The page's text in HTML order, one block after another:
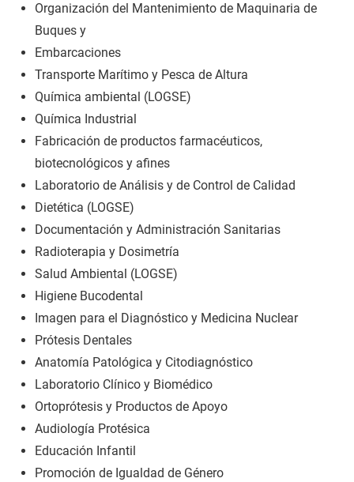
Organización del Mantenimiento de Maquinaria de
Buques y
Embarcaciones
Transporte Marítimo y Pesca de Altura
Química ambiental (LOGSE)
Química Industrial
Fabricación de productos farmacéuticos,
biotecnológicos y afines
Laboratorio de Análisis y de Control de Calidad
Dietética (LOGSE)
Documentación y Administración Sanitarias
Radioterapia y Dosimetría
Salud Ambiental (LOGSE)
Higiene Bucodental
Imagen para el Diagnóstico y Medicina Nuclear
Prótesis Dentales
Anatomía Patológica y Citodiagnóstico
Laboratorio Clínico y Biomédico
Ortoprótesis y Productos de Apoyo
Audiología Protésica
Educación Infantil
Promoción de Igualdad de Género